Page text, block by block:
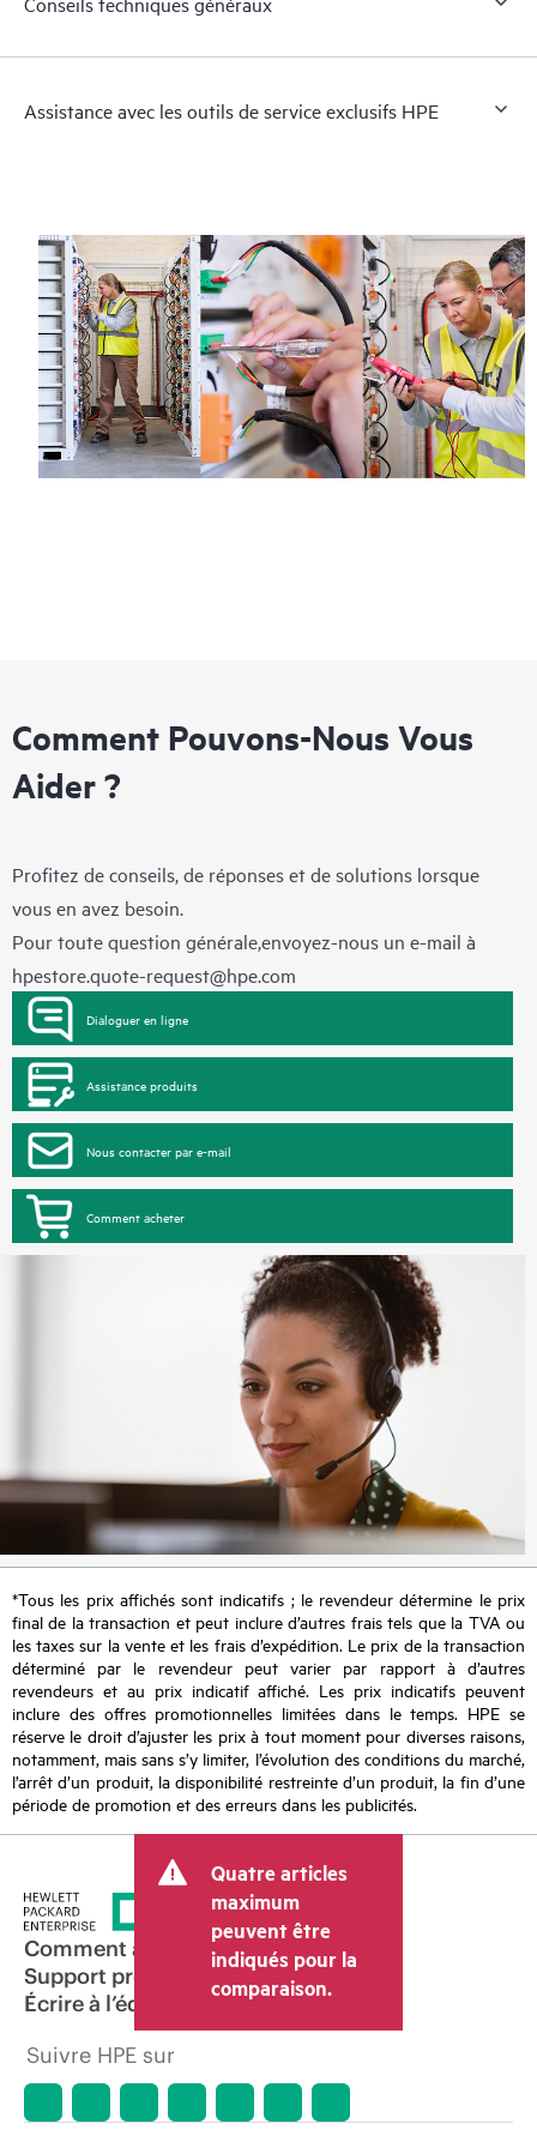
Assistance avec les outils de service exclusifs HPE
Comment Pouvons-Nous Vous
Aider ?
Profitez de conseils, de réponses et de solutions lorsque
vous en avez besoin.
Pour toute question générale,envoyez-nous un e-mail à
hpestore.quote-request@hpe.com
Dialoguer en ligne
Assistance produits
Nous contacter par e-mail
Comment acheter
*Tous les prix affichés sont indicatifs ; le revendeur détermine le prix
final de la transaction et peut inclure d’autres frais tels que la TVA ou
les taxes sur la vente et les frais d’expédition. Le prix de la transaction
déterminé par le revendeur peut varier par rapport à d’autres
revendeurs et au prix indicatif affiché. Les prix indicatifs peuvent
inclure des offres promotionnelles limitées dans le temps. HPE se
réserve le droit d’ajuster les prix à tout moment pour diverses raisons,
notamment, mais sans s’y limiter, l’évolution des conditions du marché,
l’arrêt d’un produit, la disponibilité restreinte d’un produit, la fin d’une
période de promotion et des erreurs dans les publicités.
Quatre articles
maximum
peuvent être
indiqués pour la
comparaison.
Comment acheter
Support produit
Écrire à l’équipe commerciale
Suivre HPE sur